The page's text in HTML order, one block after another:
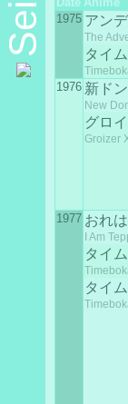
1975 アン
The
タイ
1976 新ド
New
グロ
Groizer
1977 おれ
I Am
タイ
タイ